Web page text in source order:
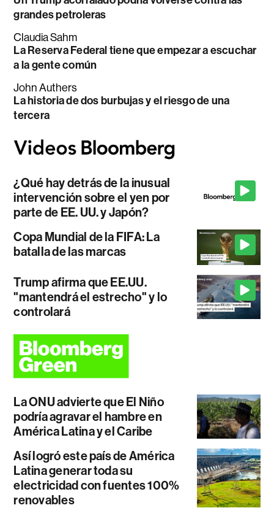
grandes petroleras
Claudia Sahm
La Reserva Federal tiene que empezar a escuchar
a la gente común
John Authers
La historia de dos burbujas y el riesgo de una
tercera
¿Qué hay detrás de la inusual
intervención sobre el yen por
parte de EE. UU. y Japón?
Copa Mundial de la FIFA: La
batalla de las marcas
Trump afirma que EE.UU.
"mantendrá el estrecho" y lo
controlará
La ONU advierte que El Niño
podría agravar el hambre en
América Latina y el Caribe
Así logró este país de América
Latina generar toda su
electricidad con fuentes 100%
renovables